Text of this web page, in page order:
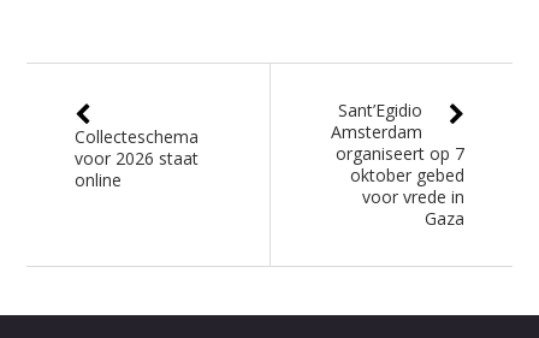
Collecteschema
voor 2026 staat
online
Sant’Egidio
Amsterdam
organiseert op 7
oktober gebed
voor vrede in
Gaza